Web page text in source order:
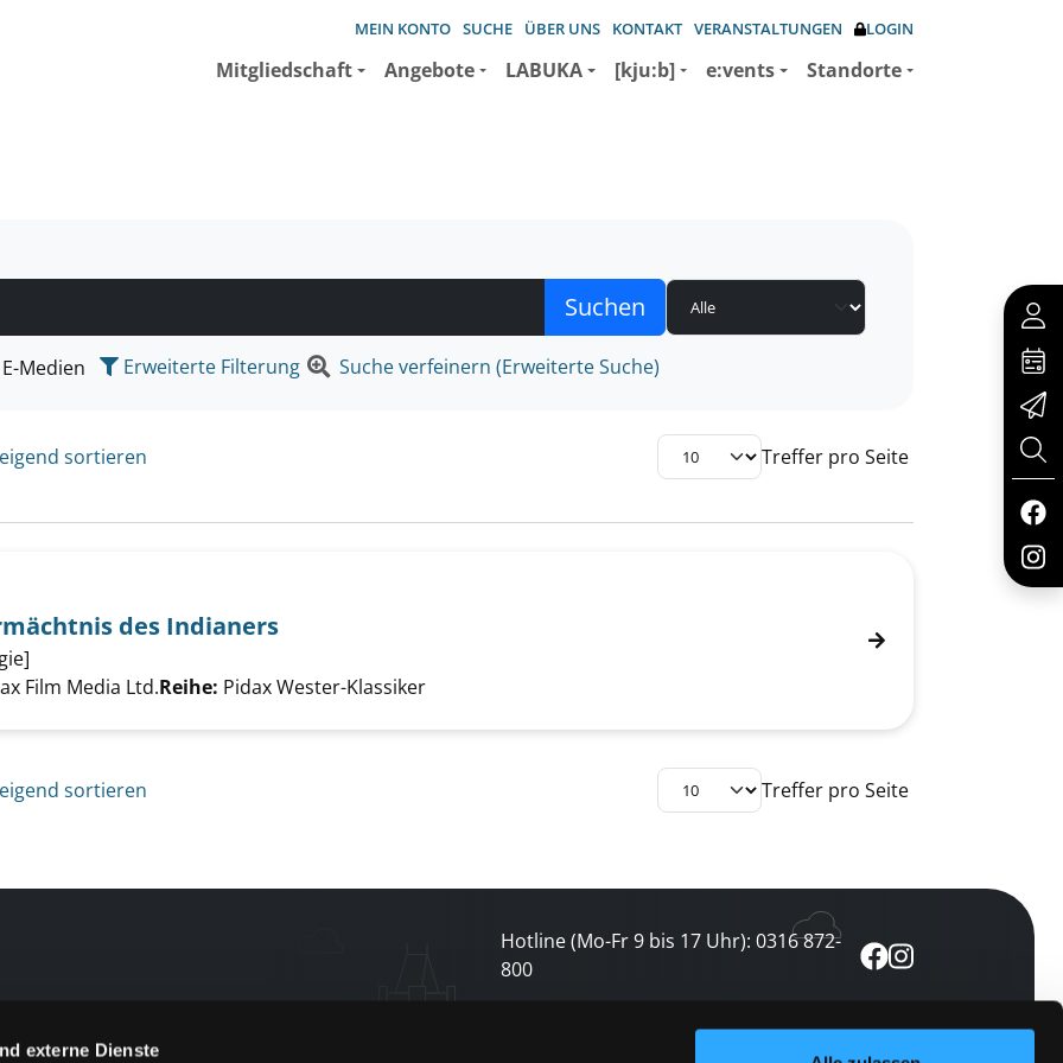
externe Dienste
MEIN KONTO SUCHE ÜBER UNS KONTAKT VERANSTALTUNGEN LOGIN
Mitgliedschaft Angebote LABUKA [kju:b] e:vents Standorte
suchen wollen.
E-Medien Erweiterte Filterung Suche verfeinern (Erweiterte Suche)
sortieren Treffer pro Seite
- Das Vermächtnis des Indianers anzeigen
des Indianers
Film Media Ltd.Reihe: Pidax Wester-Klassiker
sortieren Treffer pro Seite
Hotline (Mo-Fr 9 bis 17 Uhr): 0316 872-
800